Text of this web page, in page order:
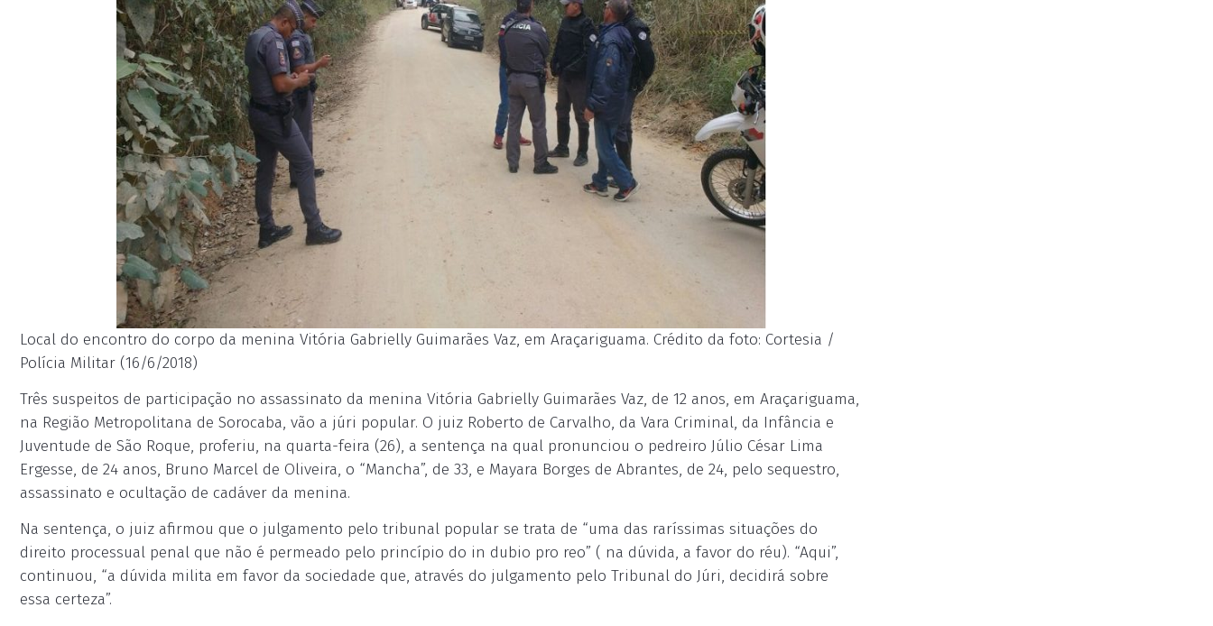
Local do encontro do corpo da menina Vitória Gabrielly Guimarães Vaz, em Araçariguama. Crédito da foto: Cortesia /
Polícia Militar (16/6/2018)
Três suspeitos de participação no assassinato da menina Vitória Gabrielly Guimarães Vaz, de 12 anos, em Araçariguama,
na Região Metropolitana de Sorocaba, vão a júri popular. O juiz Roberto de Carvalho, da Vara Criminal, da Infância e
Juventude de São Roque, proferiu, na quarta-feira (26), a sentença na qual pronunciou o pedreiro Júlio César Lima
Ergesse, de 24 anos, Bruno Marcel de Oliveira, o “Mancha”, de 33, e Mayara Borges de Abrantes, de 24, pelo sequestro,
assassinato e ocultação de cadáver da menina.
Na sentença, o juiz afirmou que o julgamento pelo tribunal popular se trata de “uma das raríssimas situações do
direito processual penal que não é permeado pelo princípio do in dubio pro reo” ( na dúvida, a favor do réu). “Aqui”,
continuou, “a dúvida milita em favor da sociedade que, através do julgamento pelo Tribunal do Júri, decidirá sobre
essa certeza”.